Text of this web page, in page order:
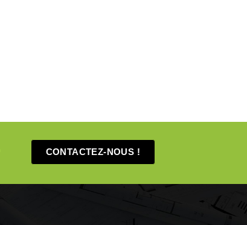
CONTACTEZ-NOUS !